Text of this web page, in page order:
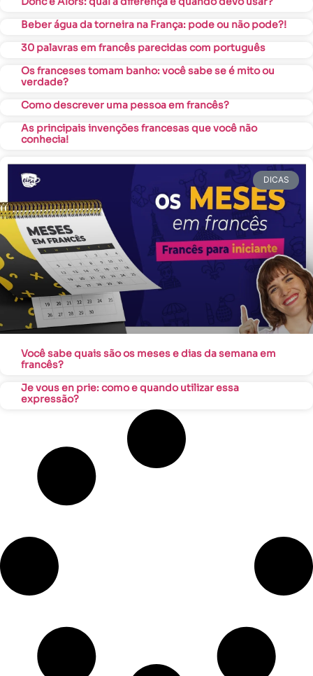
Beber água da torneira na França: pode ou não pode?!
30 palavras em francês parecidas com português
Os franceses tomam banho: você sabe se é mito ou
verdade?
Como descrever uma pessoa em francês?
As principais invenções francesas que você não
conhecia!
DICAS
Você sabe quais são os meses e dias da semana em
francês?
Je vous en prie: como e quando utilizar essa
expressão?